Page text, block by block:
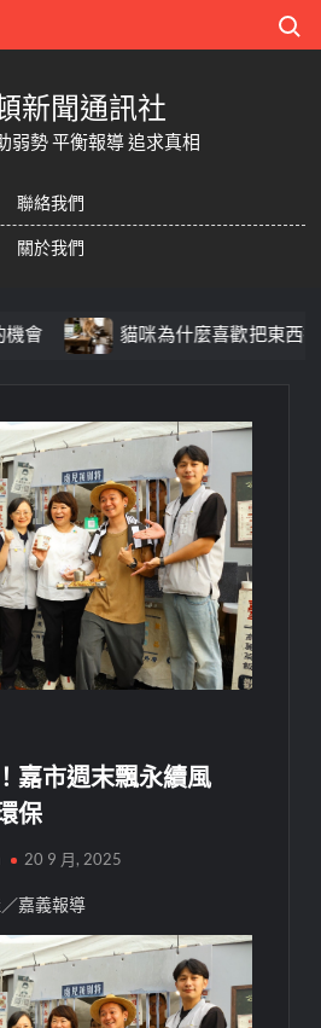
新聞通訊社
弱勢 平衡報導 追求真相
聯絡我們
關於我們
貓咪為什麼喜歡把東西推下桌
嘉市週末飄永續風
保
20 9 月, 2025
／嘉義報導